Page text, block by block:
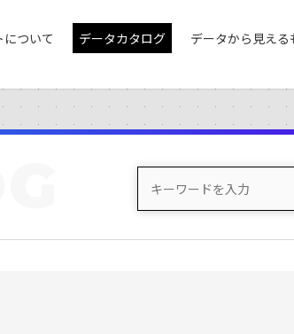
について データカタログ データから見える